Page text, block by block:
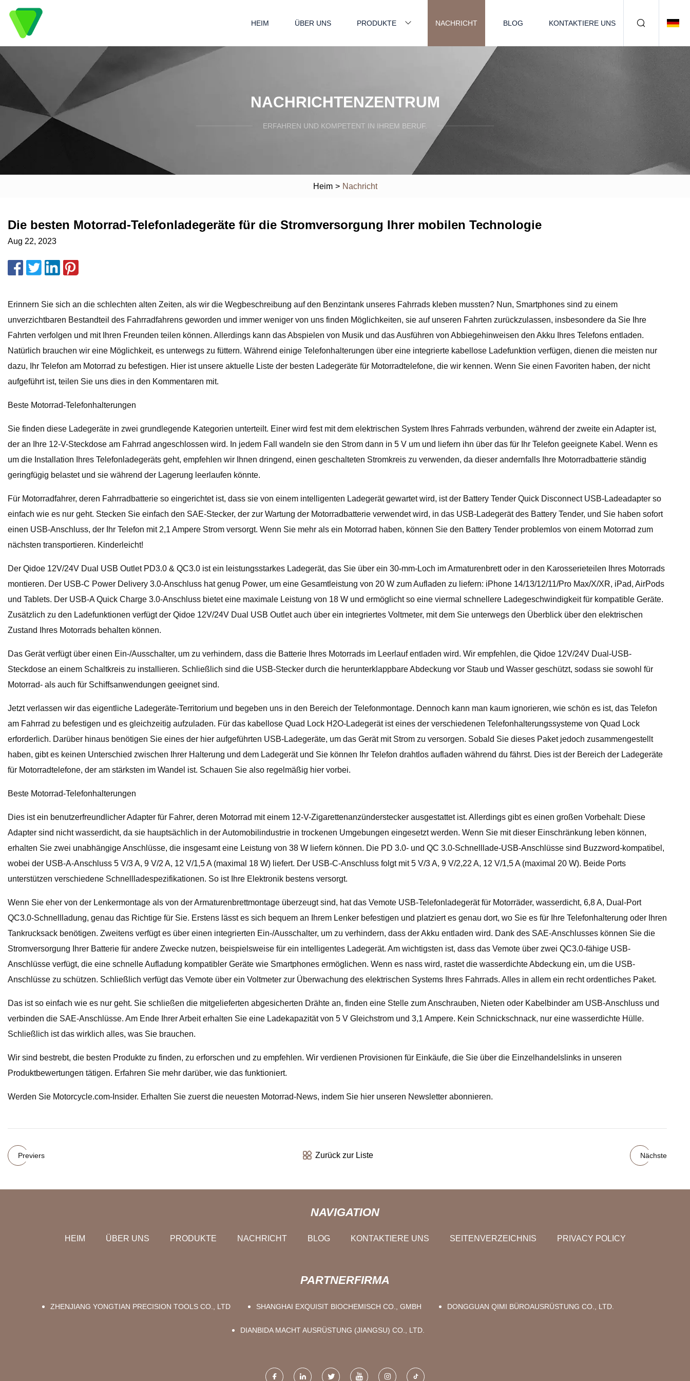
HEIM ÜBER UNS PRODUKTE NACHRICHT BLOG KONTAKTIERE UNS
NACHRICHTENZENTRUM
ERFAHREN UND KOMPETENT IN IHREM BERUF.
Heim > Nachricht
Die besten Motorrad-Telefonladegeräte für die Stromversorgung Ihrer mobilen Technologie
Aug 22, 2023
Erinnern Sie sich an die schlechten alten Zeiten, als wir die Wegbeschreibung auf den Benzintank unseres Fahrrads kleben mussten? Nun, Smartphones sind zu einem
unverzichtbaren Bestandteil des Fahrradfahrens geworden und immer weniger von uns finden Möglichkeiten, sie auf unseren Fahrten zurückzulassen, insbesondere da Sie Ihre
Fahrten verfolgen und mit Ihren Freunden teilen können. Allerdings kann das Abspielen von Musik und das Ausführen von Abbiegehinweisen den Akku Ihres Telefons entladen.
Natürlich brauchen wir eine Möglichkeit, es unterwegs zu füttern. Während einige Telefonhalterungen über eine integrierte kabellose Ladefunktion verfügen, dienen die meisten nur
dazu, Ihr Telefon am Motorrad zu befestigen. Hier ist unsere aktuelle Liste der besten Ladegeräte für Motorradtelefone, die wir kennen. Wenn Sie einen Favoriten haben, der nicht
aufgeführt ist, teilen Sie uns dies in den Kommentaren mit.
Beste Motorrad-Telefonhalterungen
Sie finden diese Ladegeräte in zwei grundlegende Kategorien unterteilt. Einer wird fest mit dem elektrischen System Ihres Fahrrads verbunden, während der zweite ein Adapter ist,
der an Ihre 12-V-Steckdose am Fahrrad angeschlossen wird. In jedem Fall wandeln sie den Strom dann in 5 V um und liefern ihn über das für Ihr Telefon geeignete Kabel. Wenn es
um die Installation Ihres Telefonladegeräts geht, empfehlen wir Ihnen dringend, einen geschalteten Stromkreis zu verwenden, da dieser andernfalls Ihre Motorradbatterie ständig
geringfügig belastet und sie während der Lagerung leerlaufen könnte.
Für Motorradfahrer, deren Fahrradbatterie so eingerichtet ist, dass sie von einem intelligenten Ladegerät gewartet wird, ist der Battery Tender Quick Disconnect USB-Ladeadapter so
einfach wie es nur geht. Stecken Sie einfach den SAE-Stecker, der zur Wartung der Motorradbatterie verwendet wird, in das USB-Ladegerät des Battery Tender, und Sie haben sofort
einen USB-Anschluss, der Ihr Telefon mit 2,1 Ampere Strom versorgt. Wenn Sie mehr als ein Motorrad haben, können Sie den Battery Tender problemlos von einem Motorrad zum
nächsten transportieren. Kinderleicht!
Der Qidoe 12V/24V Dual USB Outlet PD3.0 & QC3.0 ist ein leistungsstarkes Ladegerät, das Sie über ein 30-mm-Loch im Armaturenbrett oder in den Karosserieteilen Ihres Motorrads
montieren. Der USB-C Power Delivery 3.0-Anschluss hat genug Power, um eine Gesamtleistung von 20 W zum Aufladen zu liefern: iPhone 14/13/12/11/Pro Max/X/XR, iPad, AirPods
und Tablets. Der USB-A Quick Charge 3.0-Anschluss bietet eine maximale Leistung von 18 W und ermöglicht so eine viermal schnellere Ladegeschwindigkeit für kompatible Geräte.
Zusätzlich zu den Ladefunktionen verfügt der Qidoe 12V/24V Dual USB Outlet auch über ein integriertes Voltmeter, mit dem Sie unterwegs den Überblick über den elektrischen
Zustand Ihres Motorrads behalten können.
Das Gerät verfügt über einen Ein-/Ausschalter, um zu verhindern, dass die Batterie Ihres Motorrads im Leerlauf entladen wird. Wir empfehlen, die Qidoe 12V/24V Dual-USB-
Steckdose an einem Schaltkreis zu installieren. Schließlich sind die USB-Stecker durch die herunterklappbare Abdeckung vor Staub und Wasser geschützt, sodass sie sowohl für
Motorrad- als auch für Schiffsanwendungen geeignet sind.
Jetzt verlassen wir das eigentliche Ladegeräte-Territorium und begeben uns in den Bereich der Telefonmontage. Dennoch kann man kaum ignorieren, wie schön es ist, das Telefon
am Fahrrad zu befestigen und es gleichzeitig aufzuladen. Für das kabellose Quad Lock H2O-Ladegerät ist eines der verschiedenen Telefonhalterungssysteme von Quad Lock
erforderlich. Darüber hinaus benötigen Sie eines der hier aufgeführten USB-Ladegeräte, um das Gerät mit Strom zu versorgen. Sobald Sie dieses Paket jedoch zusammengestellt
haben, gibt es keinen Unterschied zwischen Ihrer Halterung und dem Ladegerät und Sie können Ihr Telefon drahtlos aufladen während du fährst. Dies ist der Bereich der Ladegeräte
für Motorradtelefone, der am stärksten im Wandel ist. Schauen Sie also regelmäßig hier vorbei.
Beste Motorrad-Telefonhalterungen
Dies ist ein benutzerfreundlicher Adapter für Fahrer, deren Motorrad mit einem 12-V-Zigarettenanzünderstecker ausgestattet ist. Allerdings gibt es einen großen Vorbehalt: Diese
Adapter sind nicht wasserdicht, da sie hauptsächlich in der Automobilindustrie in trockenen Umgebungen eingesetzt werden. Wenn Sie mit dieser Einschränkung leben können,
erhalten Sie zwei unabhängige Anschlüsse, die insgesamt eine Leistung von 38 W liefern können. Die PD 3.0- und QC 3.0-Schnelllade-USB-Anschlüsse sind Buzzword-kompatibel,
wobei der USB-A-Anschluss 5 V/3 A, 9 V/2 A, 12 V/1,5 A (maximal 18 W) liefert. Der USB-C-Anschluss folgt mit 5 V/3 A, 9 V/2,22 A, 12 V/1,5 A (maximal 20 W). Beide Ports
unterstützen verschiedene Schnellladespezifikationen. So ist Ihre Elektronik bestens versorgt.
Wenn Sie eher von der Lenkermontage als von der Armaturenbrettmontage überzeugt sind, hat das Vemote USB-Telefonladegerät für Motorräder, wasserdicht, 6,8 A, Dual-Port
QC3.0-Schnellladung, genau das Richtige für Sie. Erstens lässt es sich bequem an Ihrem Lenker befestigen und platziert es genau dort, wo Sie es für Ihre Telefonhalterung oder Ihren
Tankrucksack benötigen. Zweitens verfügt es über einen integrierten Ein-/Ausschalter, um zu verhindern, dass der Akku entladen wird. Dank des SAE-Anschlusses können Sie die
Stromversorgung Ihrer Batterie für andere Zwecke nutzen, beispielsweise für ein intelligentes Ladegerät. Am wichtigsten ist, dass das Vemote über zwei QC3.0-fähige USB-
Anschlüsse verfügt, die eine schnelle Aufladung kompatibler Geräte wie Smartphones ermöglichen. Wenn es nass wird, rastet die wasserdichte Abdeckung ein, um die USB-
Anschlüsse zu schützen. Schließlich verfügt das Vemote über ein Voltmeter zur Überwachung des elektrischen Systems Ihres Fahrrads. Alles in allem ein recht ordentliches Paket.
Das ist so einfach wie es nur geht. Sie schließen die mitgelieferten abgesicherten Drähte an, finden eine Stelle zum Anschrauben, Nieten oder Kabelbinder am USB-Anschluss und
verbinden die SAE-Anschlüsse. Am Ende Ihrer Arbeit erhalten Sie eine Ladekapazität von 5 V Gleichstrom und 3,1 Ampere. Kein Schnickschnack, nur eine wasserdichte Hülle.
Schließlich ist das wirklich alles, was Sie brauchen.
Wir sind bestrebt, die besten Produkte zu finden, zu erforschen und zu empfehlen. Wir verdienen Provisionen für Einkäufe, die Sie über die Einzelhandelslinks in unseren
Produktbewertungen tätigen. Erfahren Sie mehr darüber, wie das funktioniert.
Werden Sie Motorcycle.com-Insider. Erhalten Sie zuerst die neuesten Motorrad-News, indem Sie hier unseren Newsletter abonnieren.
Previers Zurück zur Liste Nächste
NAVIGATION
HEIM ÜBER UNS PRODUKTE NACHRICHT BLOG KONTAKTIERE UNS SEITENVERZEICHNIS PRIVACY POLICY
PARTNERFIRMA
ZHENJIANG YONGTIAN PRECISION TOOLS CO., LTD SHANGHAI EXQUISIT BIOCHEMISCH CO., GMBH DONGGUAN QIMI BÜROAUSRÜSTUNG CO., LTD.
DIANBIDA MACHT AUSRÜSTUNG (JIANGSU) CO., LTD.